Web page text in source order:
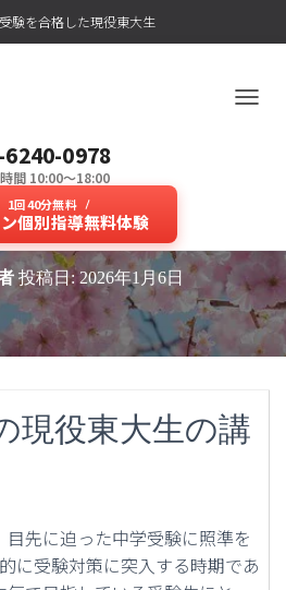
験を合格した現役東大生
6240-0978
間 10:00～18:00
1回40分無料
個別指導無料体験
を
切
り
替
え
算数力を伸ばす力が
専門塾が人気！
投稿日: 2026年1月6日
現役東大生の講
先に迫った中学受験に照準を
に受験対策に突入する時期であ